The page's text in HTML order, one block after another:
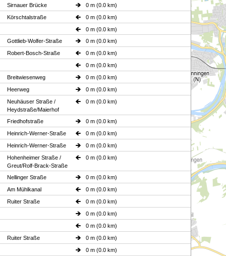
Sirnauer Brücke
0 m (0.0 km)
Körschtalstraße
0 m (0.0 km)
0 m (0.0 km)
Gottlieb-Wolfer-Straße
0 m (0.0 km)
Robert-Bosch-Straße
0 m (0.0 km)
0 m (0.0 km)
Breitwiesenweg
0 m (0.0 km)
Heerweg
0 m (0.0 km)
Neuhäuser Straße /
Heydstraße/Maierhof
0 m (0.0 km)
Friedhofstraße
0 m (0.0 km)
Heinrich-Werner-Straße
0 m (0.0 km)
Heinrich-Werner-Straße
0 m (0.0 km)
Hohenheimer Straße /
Greut/Rolf-Brack-Straße
0 m (0.0 km)
Nellinger Straße
0 m (0.0 km)
Am Mühlkanal
0 m (0.0 km)
Ruiter Straße
0 m (0.0 km)
0 m (0.0 km)
0 m (0.0 km)
Ruiter Straße
0 m (0.0 km)
0 m (0.0 km)